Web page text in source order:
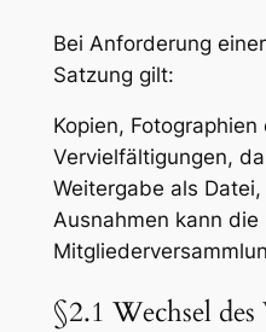
Bei Anforderung
Satzung gilt:
Kopien,
Vervielfältigungen,
Weitergabe als
Ausnahmen kann die
§2.1 Wechsel des